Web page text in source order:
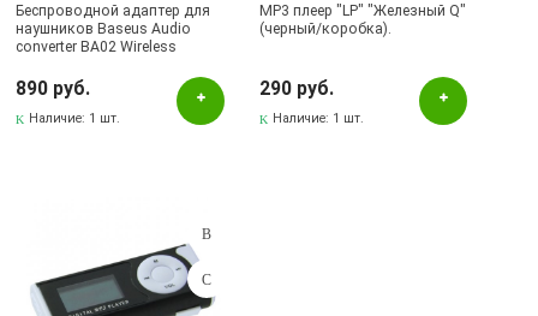
Беспроводной адаптер для
наушников Baseus Audio
converter BA02 Wireless
белый.
890 руб.
Наличие: 1 шт.
MP3 плеер "LP" "Железный Q"
(черный/коробка).
290 руб.
Наличие: 1 шт.